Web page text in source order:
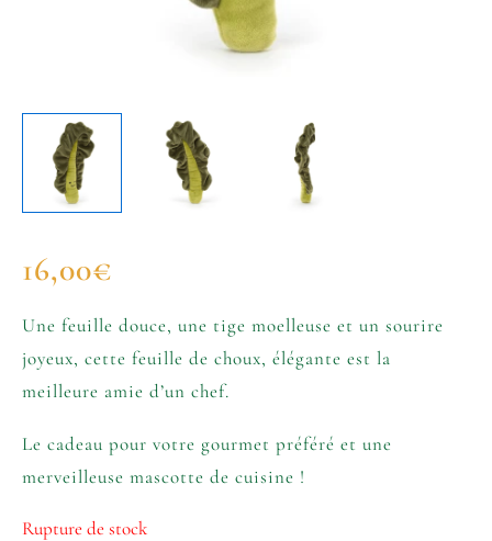
16,00€
Une feuille douce, une tige moelleuse et un sourire
joyeux, cette feuille de choux, élégante est la
meilleure amie d’un chef.
Le cadeau pour votre gourmet préféré et une
merveilleuse mascotte de cuisine !
Rupture de stock